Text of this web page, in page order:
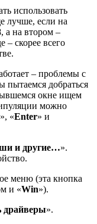
использовать
лучше, если на
а на втором –
– скорее всего
– проблемы с
добраться
окне ищем
можно
», «Enter» и
и другие…».
меню (эта кнопка
и «Win»).
драйверы».